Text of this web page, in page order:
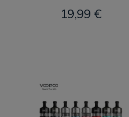
19,99 €